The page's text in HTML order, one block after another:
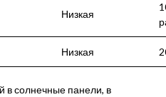
Низкая
Низкая
в солнечные панели, в